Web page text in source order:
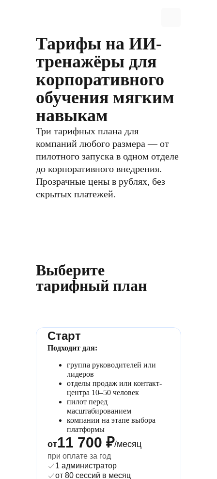
Тарифы на ИИ-
тренажёры для
корпоративного
обучения мягким
навыкам
Три тарифных плана для
компаний любого размера — от
пилотного запуска в одном отделе
до корпоративного внедрения.
Прозрачные цены в рублях, без
скрытых платежей.
Выберите
тарифный план
Старт
Подходит для:
группа руководителей или
лидеров
отделы продаж или контакт-
центра 10–50 человек
пилот перед
масштабированием
компании на этапе выбора
платформы
от11 700 ₽/месяц
при оплате за год
1 администратор
от 80 сессий в месяц